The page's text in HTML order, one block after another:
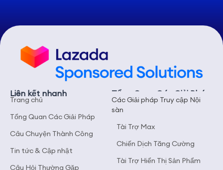
Liên kết nhanh
Trang chủ
Tổng Quan Các Giải Pháp
Câu Chuyện Thành Công
Tin tức & Cập nhật
Câu Hỏi Thường Gặp
Tổng Quan Các Giải Pháp
Các Giải pháp Truy cập Nội
sàn
Tài Trợ Max
Chiến Dịch Tăng Cường
Tài Trợ Hiển Thị Sản Phẩm